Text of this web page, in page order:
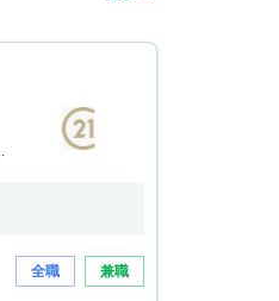
Agency
全職 兼職